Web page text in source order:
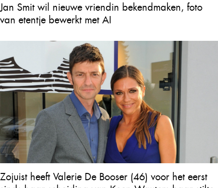
Jan Smit wil nieuwe vriendin bekendmaken, foto
van etentje bewerkt met AI
Zojuist heeft Valerie De Booser (46) voor het eerst